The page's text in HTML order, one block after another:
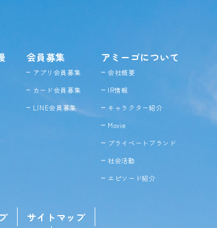
会員募集
アプリ会員募集
カード会員募集
LINE会員募集
アミーゴについて
会社概要
IR情報
キャラクター紹介
Movie
プライベートブランド
社会活動
エピソード紹介
サイトマップ